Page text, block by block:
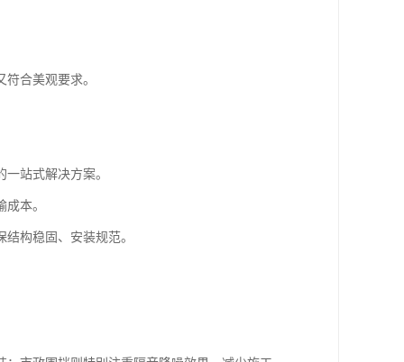
合美观要求。
站式解决方案。
本。
构稳固、安装规范。